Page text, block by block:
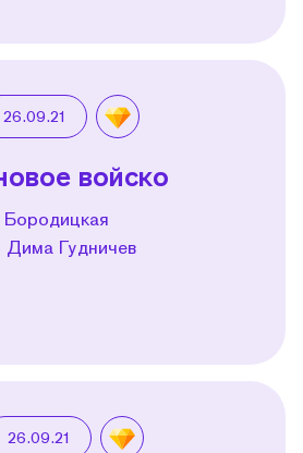
26.09.21
войско
Дима Гудничев
26.09.21